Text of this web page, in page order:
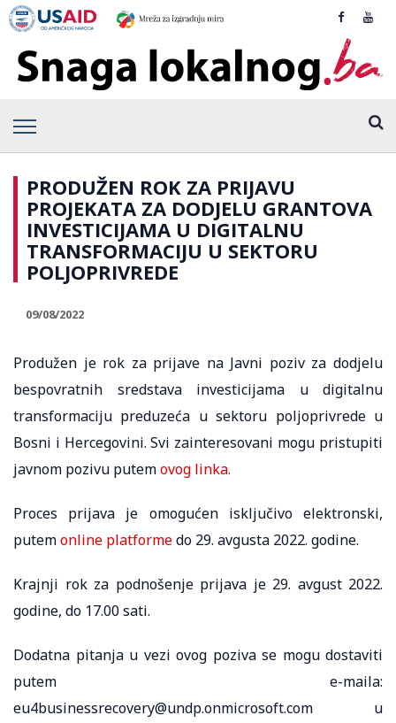
PRODUŽEN ROK ZA PRIJAVU
PROJEKATA ZA DODJELU GRANTOVA
INVESTICIJAMA U DIGITALNU
TRANSFORMACIJU U SEKTORU
POLJOPRIVREDE
09/08/2022
Produžen je rok za prijave na Javni poziv za dodjelu
bespovratnih sredstava investicijama u digitalnu
transformaciju preduzeća u sektoru poljoprivrede u
Bosni i Hercegovini. Svi zainteresovani mogu pristupiti
javnom pozivu putemovog linka.
Proces prijava je omogućen isključivo elektronski,
putemonline platformedo 29. avgusta 2022. godine.
Krajnji rok za podnošenje prijava je 29. avgust 2022.
godine, do 17.00 sati.
Dodatna pitanja u vezi ovog poziva se mogu dostaviti
putem e-maila:
eu4businessrecovery@undp.onmicrosoft.com u